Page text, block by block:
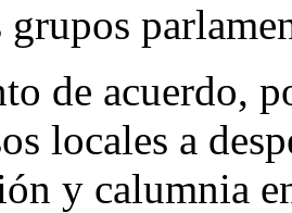
grupos
de acuerdo,
locales a
y calumnia